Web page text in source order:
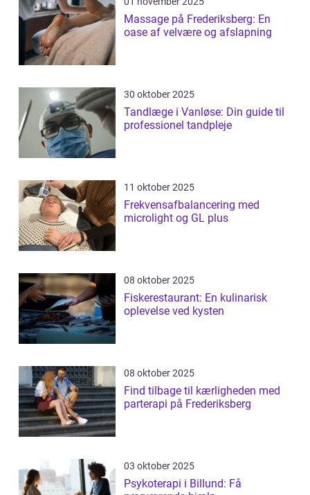
Massage på Frederiksberg: En
oase af velvære og afslapning
30 oktober 2025
Tandlæge i Vanløse: Din guide til
professionel tandpleje
11 oktober 2025
Frekvensafbalancering med
microlight og GL plus
08 oktober 2025
Fiskerestaurant: En kulinarisk
oplevelse ved kysten
08 oktober 2025
Find tilbage til kærligheden med
parterapi på Frederiksberg
03 oktober 2025
Psykoterapi i Billund: Få